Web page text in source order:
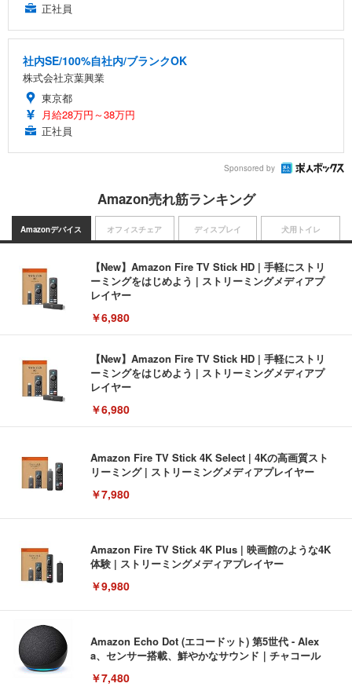
正社員
社内SE/100%自社内/ブランクOK
株式会社京葉興業
東京都
月給28万円～38万円
正社員
Sponsored by
Amazon売れ筋ランキング
Amazonデバイス
【New】Amazon Fire TV Stick HD | 手軽にストリ
ーミングをはじめよう | ストリーミングメディアプ
レイヤー
￥6,980
【New】Amazon Fire TV Stick HD | 手軽にストリ
ーミングをはじめよう | ストリーミングメディアプ
レイヤー
￥6,980
Amazon Fire TV Stick 4K Select | 4Kの高画質スト
リーミング | ストリーミングメディアプレイヤー
￥7,980
Amazon Fire TV Stick 4K Plus | 映画館のような4K
体験 | ストリーミングメディアプレイヤー
￥9,980
Amazon Echo Dot (エコードット) 第5世代 - Alex
a、センサー搭載、鮮やかなサウンド｜チャコール
￥7,480
オフィスチェア ディスプレイ 犬用トイレ